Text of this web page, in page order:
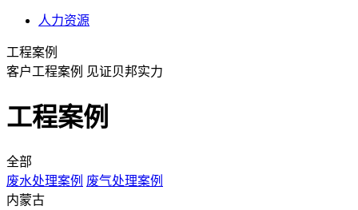
人力资源
工程案例
客户工程案例 见证贝邦实力
工程案例
全部
废水处理案例 废气处理案例
内蒙古